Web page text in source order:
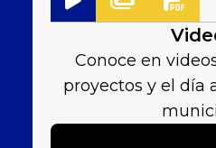
Conoce en
proyectos y el día